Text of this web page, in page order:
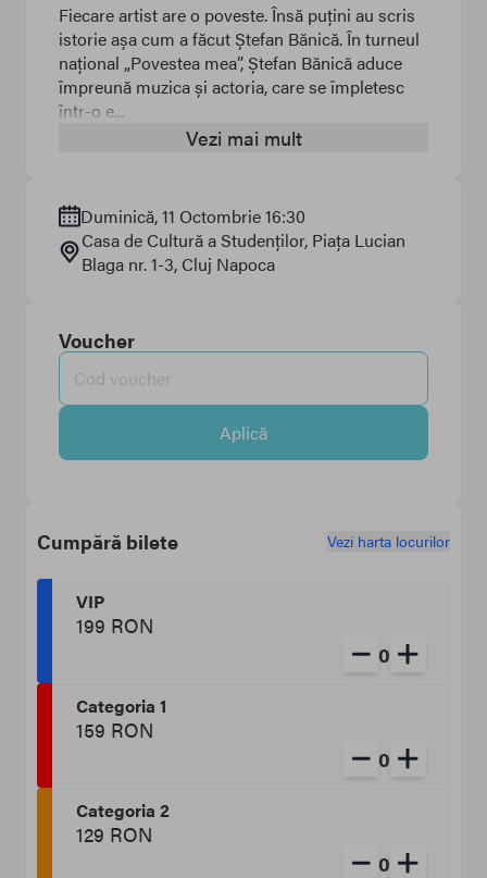
Fiecare artist are o poveste. Însă puțini au scris
istorie așa cum a făcut Ștefan Bănică. În turneul
național „Povestea mea”, Ștefan Bănică aduce
împreună muzica și actoria, care se împletesc
într-o e...
Vezi mai mult
Duminică, 11 Octombrie 16:30
Casa de Cultură a Studenților, Piața Lucian
Blaga nr. 1-3, Cluj Napoca
Voucher
Aplică
Cumpără bilete Vezi harta locurilor
VIP
199 RON
0
Categoria 1
159 RON
0
Categoria 2
129 RON
0